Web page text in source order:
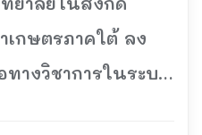
เกษตรภาคใต้ ลง
างวิชาการในระบบ
ประเทศ